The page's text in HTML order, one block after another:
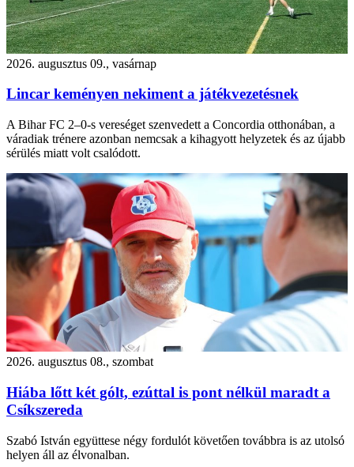
2026. augusztus 09., vasárnap
Lincar keményen nekiment a játékvezetésnek
A Bihar FC 2–0-s vereséget szenvedett a Concordia otthonában, a
váradiak trénere azonban nemcsak a kihagyott helyzetek és az újabb
sérülés miatt volt csalódott.
2026. augusztus 08., szombat
Hiába lőtt két gólt, ezúttal is pont nélkül maradt a
Csíkszereda
Szabó István együttese négy fordulót követően továbbra is az utolsó
helyen áll az élvonalban.